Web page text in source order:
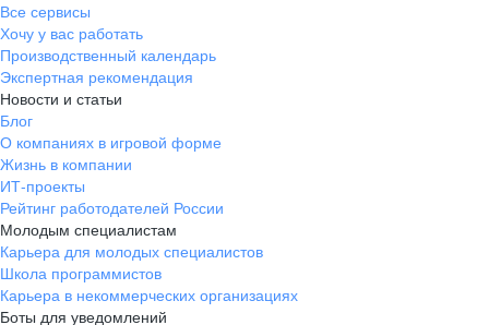
пер. Ланинский д. 4, офис 3.4
+7 423 202-33-28
pr@dv.hh.ru
Новосибирск
ул. Большевистская, д. 35,
помещение 21
+7 383 207-94-64
pr@nsk.hh.ru
Минск
Все сервисы
Хочу у вас работать
Производственный календарь
Экспертная рекомендация
Новости и статьи
Блог
О компаниях в игровой форме
Жизнь в компании
ИТ-проекты
Рейтинг работодателей России
Молодым специалистам
Карьера для молодых специалистов
Школа программистов
Карьера в некоммерческих организациях
Боты для уведомлений